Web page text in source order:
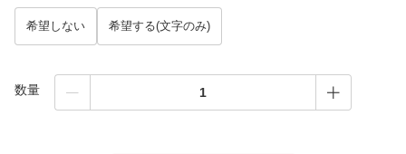
希望しない 希望する(文字のみ)
数量